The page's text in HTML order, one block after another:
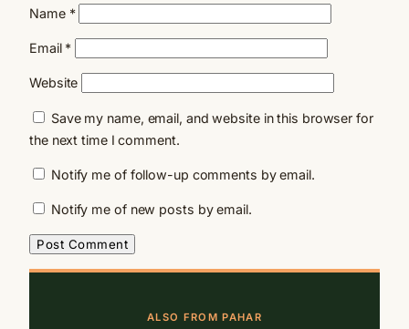
Name *
Email *
Website
Save my name, email, and website in this browser for
the next time I comment.
Notify me of follow-up comments by email.
Notify me of new posts by email.
ALSO FROM PAHAR